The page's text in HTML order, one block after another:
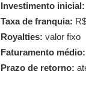
Investimento inicial:
Taxa de franquia:
Royalties: valor fixo
Faturamento médio:
Prazo de retorno: